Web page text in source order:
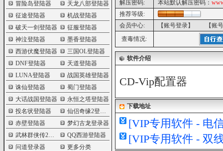
冒险岛登陆器
天龙八部登陆器
征途登陆器
机战登陆器
破天一剑登陆器
征服登陆器
神泣登陆器
墨香登陆器
西游伏魔登陆器
三国OL登陆器
DNF登陆器
天道登陆器
LUNA登陆器
战国英雄登陆器
诛仙登陆器
蜀门登陆器
大话战国登陆器
永恒之塔登陆器
投名状登陆器
仙侣奇缘2登陆器
赤壁登陆器
梦幻古龙登录器
武林群侠传2登陆器
QQ西游登陆器
问道登录器
更多分类
解压密码:
本站默认解压密码：
推荐等级:
会员中心:
【账号登录】
【账
查毒情况:
软件介绍
CD-Vip配置器
下载地址
[VIP专用软件 - 电
[VIP专用软件 - 双